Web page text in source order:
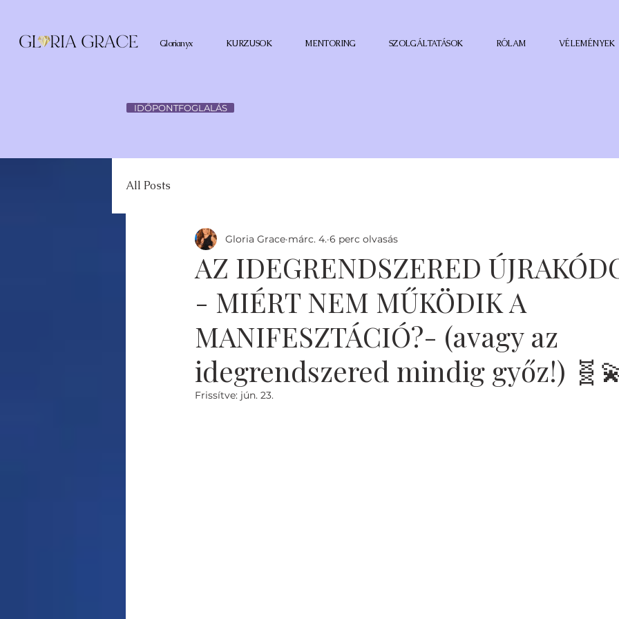
Glorianyx KURZUSOK MENTORING SZOLGÁLTATÁSOK RÓLAM VÉLEMÉNYEK
IDŐPONTFOGLALÁS
All Posts
AZ IDEGRENDSZERED
- MIÉRT NEM MŰKÖDIK A
MANIFESZTÁCIÓ?- (avagy az
idegrendszered mindig győz!)
Gloria Grace márc. 4. 6 perc olvasás
Frissítve: jún. 23.